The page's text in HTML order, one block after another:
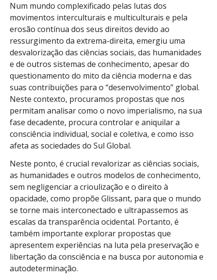
Num mundo complexificado pelas lutas dos
movimentos interculturais e multiculturais e pela
erosão contínua dos seus direitos devido ao
ressurgimento da extrema-direita, emergiu uma
desvalorização das ciências sociais, das humanidades
e de outros sistemas de conhecimento, apesar do
questionamento do mito da ciência moderna e das
suas contribuições para o “desenvolvimento” global.
Neste contexto, procuramos propostas que nos
permitam analisar como o novo imperialismo, na sua
fase decadente, procura controlar e aniquilar a
consciência individual, social e coletiva, e como isso
afeta as sociedades do Sul Global.
Neste ponto, é crucial revalorizar as ciências sociais,
as humanidades e outros modelos de conhecimento,
sem negligenciar a crioulização e o direito à
opacidade, como propõe Glissant, para que o mundo
se torne mais interconectado e ultrapassemos as
escalas da transparência ocidental. Portanto, é
também importante explorar propostas que
apresentem experiências na luta pela preservação e
libertação da consciência e na busca por autonomia e
autodeterminação.